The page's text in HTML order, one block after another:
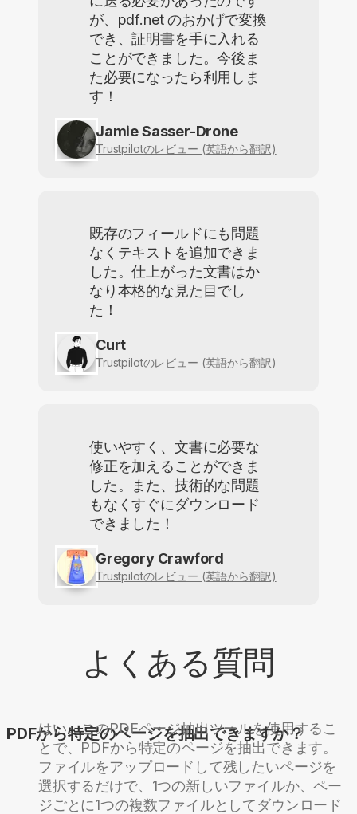
が、pdf.net のおかげで変換
でき、証明書を手に入れる
ことができました。今後ま
た必要になったら利用しま
す！
Jamie Sasser-Drone
Trustpilotのレビュー (英語から翻訳)
既存のフィールドにも問題
なくテキストを追加できま
した。仕上がった文書はか
なり本格的な見た目でし
た！
Curt
Trustpilotのレビュー (英語から翻訳)
使いやすく、文書に必要な
修正を加えることができま
した。また、技術的な問題
もなくすぐにダウンロード
できました！
Gregory Crawford
Trustpilotのレビュー (英語から翻訳)
よくある質問
PDFから特定のページを抽出できますか？
はい。このPDFページ抽出ツールを使用するこ
とで、PDFから特定のページを抽出できます。
ファイルをアップロードして残したいページを
選択するだけで、1つの新しいファイルか、ペー
ジごとに1つの複数ファイルとしてダウンロード